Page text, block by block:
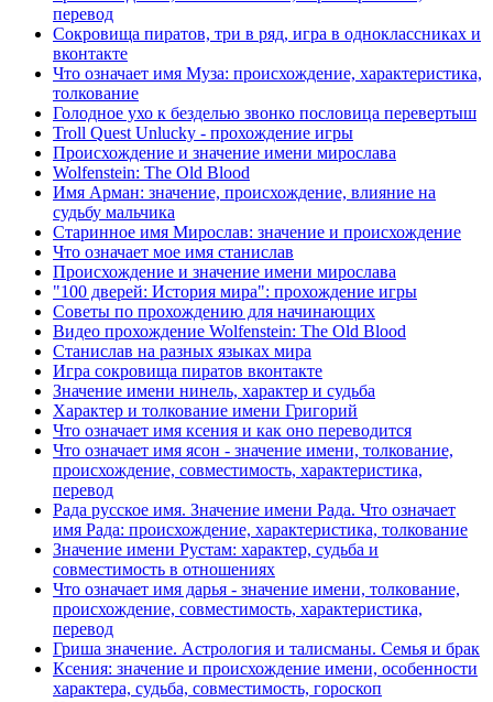
перевод
Сокровища пиратов, три в ряд, игра в одноклассниках и
вконтакте
Что означает имя Муза: происхождение, характеристика,
толкование
Голодное ухо к безделью звонко пословица перевертыш
Troll Quest Unlucky - прохождение игры
Происхождение и значение имени мирослава
Wolfenstein: The Old Blood
Имя Арман: значение, происхождение, влияние на
судьбу мальчика
Старинное имя Мирослав: значение и происхождение
Что означает мое имя станислав
Происхождение и значение имени мирослава
"100 дверей: История мира": прохождение игры
Советы по прохождению для начинающих
Видео прохождение Wolfenstein: The Old Blood
Станислав на разных языках мира
Игра сокровища пиратов вконтакте
Значение имени нинель, характер и судьба
Характер и толкование имени Григорий
Что означает имя ксения и как оно переводится
Что означает имя ясон - значение имени, толкование,
происхождение, совместимость, характеристика,
перевод
Рада русское имя. Значение имени Рада. Что означает
имя Рада: происхождение, характеристика, толкование
Значение имени Рустам: характер, судьба и
совместимость в отношениях
Что означает имя дарья - значение имени, толкование,
происхождение, совместимость, характеристика,
перевод
Гриша значение. Астрология и талисманы. Семья и брак
Ксения: значение и происхождение имени, особенности
характера, судьба, совместимость, гороскоп